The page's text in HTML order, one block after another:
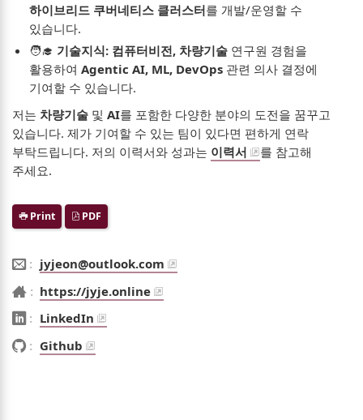
하이브리드 쿠버네티스 클러스터를 개발/운영할 수
있습니다.
🧑‍🎓 기술지식: 컴퓨터비전, 차량기술 연구원 경험을
활용하여 Agentic AI, ML, DevOps 관련 의사 결정에
기여할 수 있습니다.
저는 차량기술 및 AI를 포함한 다양한 분야의 도전을 꿈꾸고
있습니다. 제가 기여할 수 있는 팀이 있다면 편하게 연락
부탁드립니다. 저의 이력서와 성과는 이력서
를 참고해
주세요.
Print PDF
Email
jyjeon@outlook.com
Website
https://jyje.online
LinkedIn
LinkedIn
GitHub
Github